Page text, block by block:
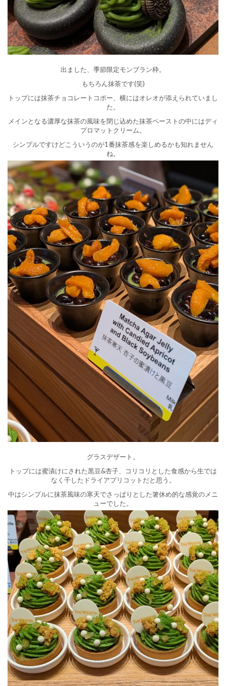
出ました、季節限定モンブラン枠。
もちろん抹茶です(笑)
トップには抹茶チョコレートコポー、横にはオレオが添えられていまし
た。
メインとなる濃厚な抹茶の風味を閉じ込めた抹茶ペーストの中にはディ
プロマットクリーム。
シンプルですけどこういうのが1番抹茶感を楽しめるかも知れません
ね。
グラスデザート。
トップには蜜漬けにされた黒豆&杏子、コリコリとした食感から生では
なく干したドライアプリコットだと思う。
中はシンプルに抹茶風味の寒天でさっぱりとした箸休め的な感覚のメニ
ューでした。